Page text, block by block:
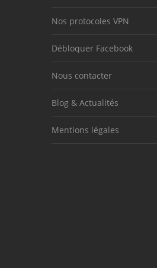
Nos protocoles VPN
Débloquer Facebook
Nous contacter
Blog & Actualités
Mentions légales